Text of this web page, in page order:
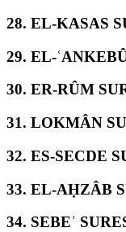
28. EL-KASAS
29. EL-
30. ER-RÛM
31. LOKMÂN
32. ES-SECDE
33. EL-AḤZÂB
34. SEBEʾ